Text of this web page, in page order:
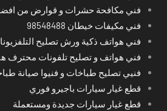
فني مكافحة حشرات و قوارض من
فني مكيفات خيطان 98548488
فني هواتف ذكية ورش تصليح
فني هواتف و تصليح تلفونات محترف
فنيي تصليح طباخات و فنيوا صيانة
قطع غيار سيارات باجيرو فوري
قطع غيار سيارات جديدة ومستعملة